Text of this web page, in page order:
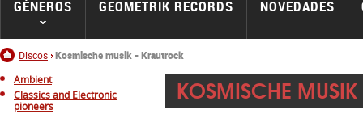
Inicio
Discos Kosmische musik - Krautrock
GÉNEROS GEOMETRIK RECORDS NOVEDADES
Ambient
Classics and Electronic
pioneers
KOSMISCHE